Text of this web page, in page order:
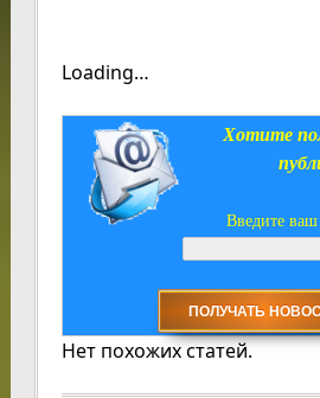
Loading…
Хотите
Введите
Нет похожих статей.